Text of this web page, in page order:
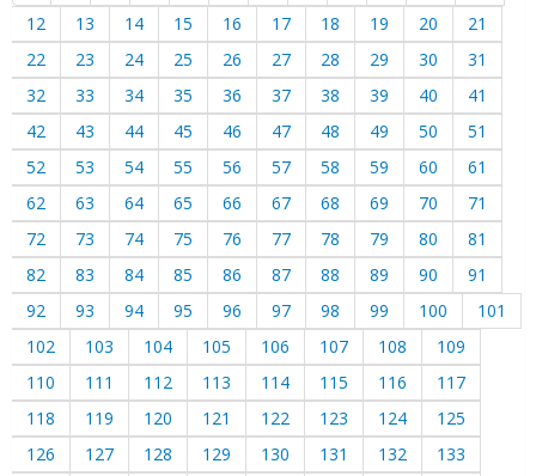
12
13 14 15 16 17 18 19 20
21
22
23 24 25 26 27 28 29 30
31
32
33 34 35 36 37 38 39 40
41
42
43 44 45 46 47 48 49 50
51
52
53 54 55 56 57 58 59 60
61
62
63 64 65 66 67 68 69 70
71
72
73 74 75 76 77 78 79 80
81
82
83 84 85 86 87 88 89 90
91
92
93 94 95 96 97 98 99 100
101
102
103 104 105 106 107 108
109
110
111 112 113 114 115 116
117
118
119 120 121 122 123 124
125
126
127 128 129 130 131 132
133